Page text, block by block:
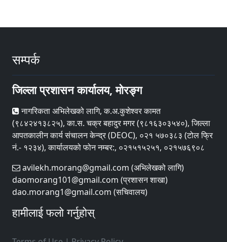
सम्पर्क
जिल्ला प्रशासन कार्यालय, मोरङ्ग
नागरिकता अभिलेखको लागि, क.अ.कुशेश्वर कामत
(९८४२४१३८२५), का.स. चक्र बहादुर मगर (९८१६३०३५४०), जिल्ला
आपतकालीन कार्य संचालन केन्द्र (DEOC), ०२१ ५७०३८३ (टोल फ्रि
नं.- १२३४), कार्यालयको फोन नम्बर:, ०२१५१५२५१, ०२१५७६९०८
avilekh.morang@gmail.com (अभिलेखको लागि)
daomorang101@gmail.com (प्रशासन शाखा)
dao.morang1@gmail.com (सचिवालय)
हामीलाई फलो गर्नुहोस्